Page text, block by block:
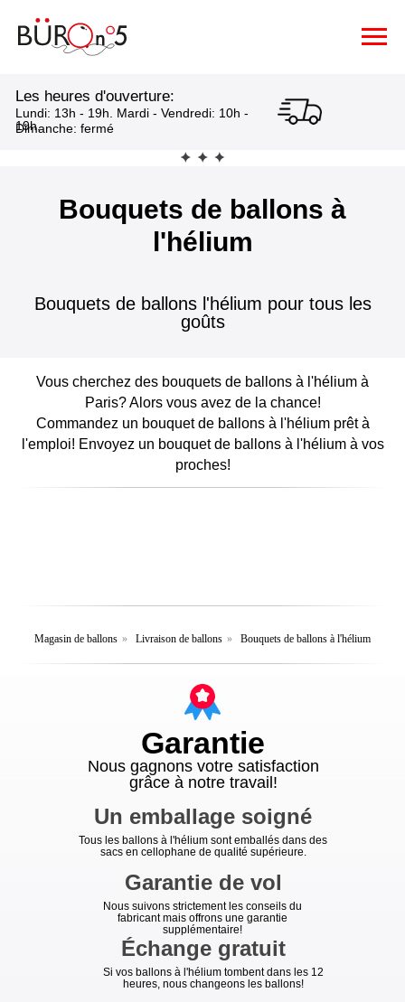
19h.
Dimanche: fermé
Bouquets de ballons à
l'hélium
Bouquets de ballons l'hélium pour tous les
goûts
Vous cherchez des bouquets de ballons à l'hélium à
Paris? Alors vous avez de la chance!
Commandez un bouquet de ballons à l'hélium prêt à
l'emploi! Envoyez un bouquet de ballons à l'hélium à vos
proches!
Magasin de ballons » Livraison de ballons » Bouquets de ballons à l'hélium
Garantie
Nous gagnons votre satisfaction
grâce à notre travail!
Échange gratuit
Si vos ballons à l'hélium tombent dans les 12
heures, nous changeons les ballons!
Un emballage soigné
Garantie de vol
Nous suivons strictement les conseils du
fabricant mais offrons une garantie
supplémentaire!
Tous les ballons à l'hélium sont emballés dans des
sacs en cellophane de qualité supérieure.